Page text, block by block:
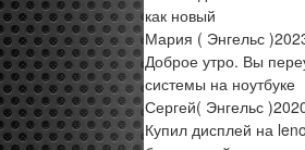
как новый
Мария ( Энгельс )
Доброе утро. Вы
системы на ноутбуке
Сергей( Энгельс )
Купил дисплей на